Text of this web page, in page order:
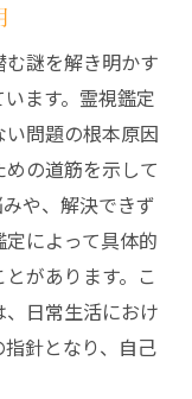
セス
心に迫る
る安心感
にする方法
探る楽しみ
定のメリット
を具体化する
確にする
りにする手
謎を解き明かす
ます。霊視鑑定
問題の根本原因
の道筋を示して
や、解決できず
によって具体的
があります。こ
日常生活におけ
針となり、自己